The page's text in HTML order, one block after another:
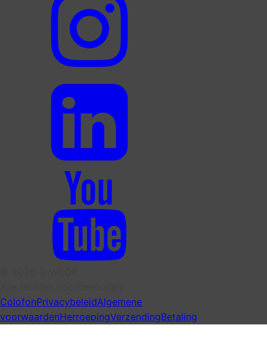
ColofonPrivacybeleidAlgemene
voorwaardenHerroepingVerzendingBetaling